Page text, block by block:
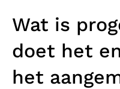
Wat is
doet het
het